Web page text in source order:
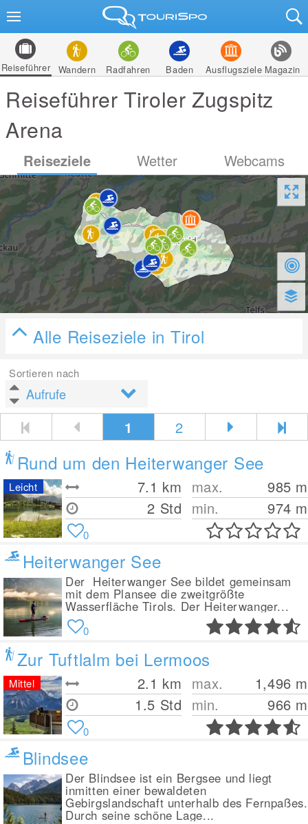
Reiseführer Wandern Radfahren Baden Ausflugsziele Magazin
Reiseführer Tiroler Zugspitz
Arena
Reiseziele Wetter Webcams
Alle Reiseziele in Tirol
Sortieren nach
1 2
Rund um den Heiterwanger See
7.1 km
2 Std
max. 985 m
min.
974 m
Leicht
0
Heiterwanger See
Der Heiterwanger See bildet gemeinsam
mit dem Plansee die zweitgrößte
Wasserfläche Tirols. Der Heiterwanger...
0
Zur Tuftlalm bei Lermoos
2.1 km
1.5 Std
max. 1,496 m
min.
966 m
Mittel
0
Blindsee
Der Blindsee ist ein Bergsee und liegt
inmitten einer bewaldeten
Gebirgslandschaft unterhalb des Fernpaßes.
Durch seine schöne Lage...